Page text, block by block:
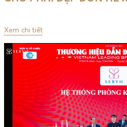
Xem chi tiết